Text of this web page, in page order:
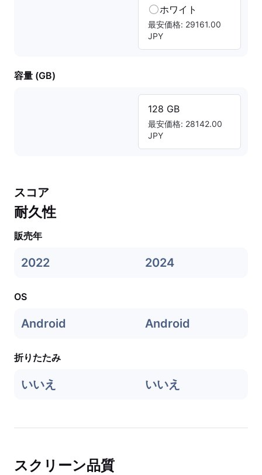
ホワイト
最安価格: 29161.00
JPY
容量 (GB)
128 GB
最安価格: 28142.00
JPY
スコア
耐久性
販売年
2022 2024
OS
Android Android
折りたたみ
いいえ いいえ
スクリーン品質